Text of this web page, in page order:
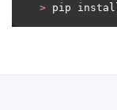
> pip